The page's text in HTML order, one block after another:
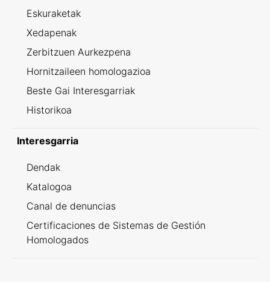
Eskuraketak
Xedapenak
Zerbitzuen Aurkezpena
Hornitzaileen homologazioa
Beste Gai Interesgarriak
Historikoa
Interesgarria
Dendak
Katalogoa
Canal de denuncias
Certificaciones de Sistemas de Gestión
Homologados